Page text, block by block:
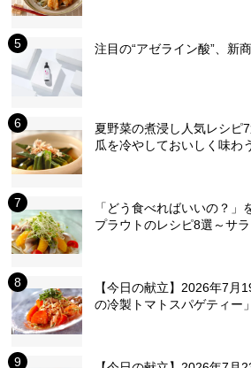
注目の“アゼライン酸”、新
夏野菜の煮浸し人気レシピ
瓜を冷やしておいしく味わ
「どう食べればいいの？」
プラウトのレシピ8選～サ
【今日の献立】2026年7月
の冷製トマトスパゲティー」